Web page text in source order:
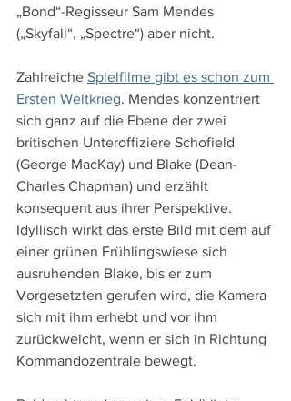
„Bond“-Regisseur Sam Mendes
(„Skyfall“, „Spectre“) aber nicht.
Zahlreiche Spielfilme gibt es schon zum
Ersten Weltkrieg. Mendes konzentriert
sich ganz auf die Ebene der zwei
britischen Unteroffiziere Schofield
(George MacKay) und Blake (Dean-
Charles Chapman) und erzählt
konsequent aus ihrer Perspektive.
Idyllisch wirkt das erste Bild mit dem auf
einer grünen Frühlingswiese sich
ausruhenden Blake, bis er zum
Vorgesetzten gerufen wird, die Kamera
sich mit ihm erhebt und vor ihm
zurückweicht, wenn er sich in Richtung
Kommandozentrale bewegt.